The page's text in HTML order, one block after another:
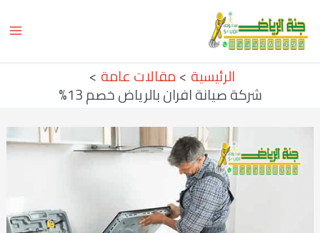
إلى
المحتوى
الرئيسية مقالات عامة
شركة صيانة افران بالرياض خصم 13%
navigation